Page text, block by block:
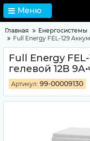
Меню
Главная Енергосистемы
Full Energy FEL-129
Full Energy
гелевой 12В
Артикул: 99-00009130